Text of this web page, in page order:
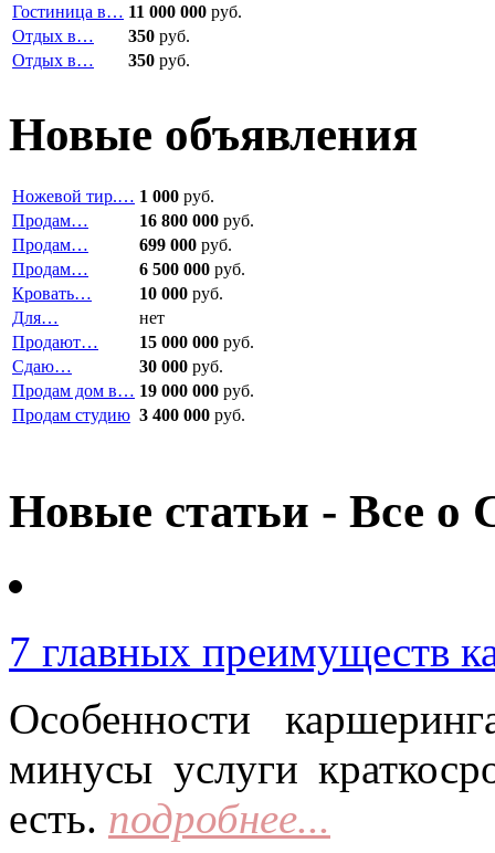
Гостиница в… 11 000 000 руб.
Отдых в…
350 руб.
Отдых в…
350 руб.
Новые объявления
Ножевой тир.… 1 000 руб.
Продам…
16 800 000 руб.
Продам…
699 000 руб.
Продам…
6 500 000 руб.
Кровать…
10 000 руб.
Для…
нет
Продают…
15 000 000 руб.
Сдаю…
30 000 руб.
Продам дом в… 19 000 000 руб.
Продам студию 3 400 000 руб.
Новые статьи - Все о
7 главных преимуществ
Особенности
минусы услуги
есть. подробнее...